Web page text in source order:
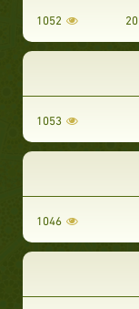
1052
1053
1046